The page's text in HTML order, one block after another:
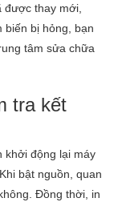
được thay mới,
biến bị hỏng, bạn
tâm sửa chữa
tra kết
khởi động lại máy
bật nguồn, quan
Đồng thời, in